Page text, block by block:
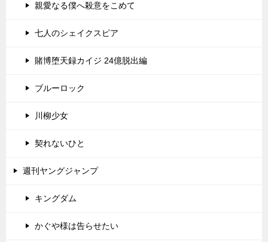
親愛なる僕へ殺意をこめて
七人のシェイクスピア
賭博堕天録カイジ 24億脱出編
ブルーロック
川柳少女
契れないひと
週刊ヤングジャンプ
キングダム
かぐや様は告らせたい